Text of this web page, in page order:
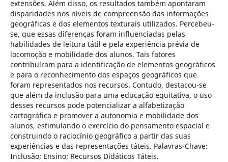
extensões. Além disso, os resultados também apontaram
disparidades nos níveis de compreensão das informações
geográficas e dos elementos texturais utilizados. Percebeu-
se, que essas diferenças foram influenciadas pelas
habilidades de leitura tátil e pela experiência prévia de
locomoção e mobilidade dos alunos. Tais fatores
contribuíram para a identificação de elementos geográficos
e para o reconhecimento dos espaços geográficos que
foram representados nos recursos. Contudo, destacou-se
que além da inclusão para uma educação equitativa, o uso
desses recursos pode potencializar a alfabetização
cartográfica e promover a autonomia e mobilidade dos
alunos, estimulando o exercício do pensamento espacial e
construindo o raciocínio geográfico a partir das suas
experiências e das representações táteis. Palavras-Chave:
Inclusão; Ensino; Recursos Didáticos Táteis.